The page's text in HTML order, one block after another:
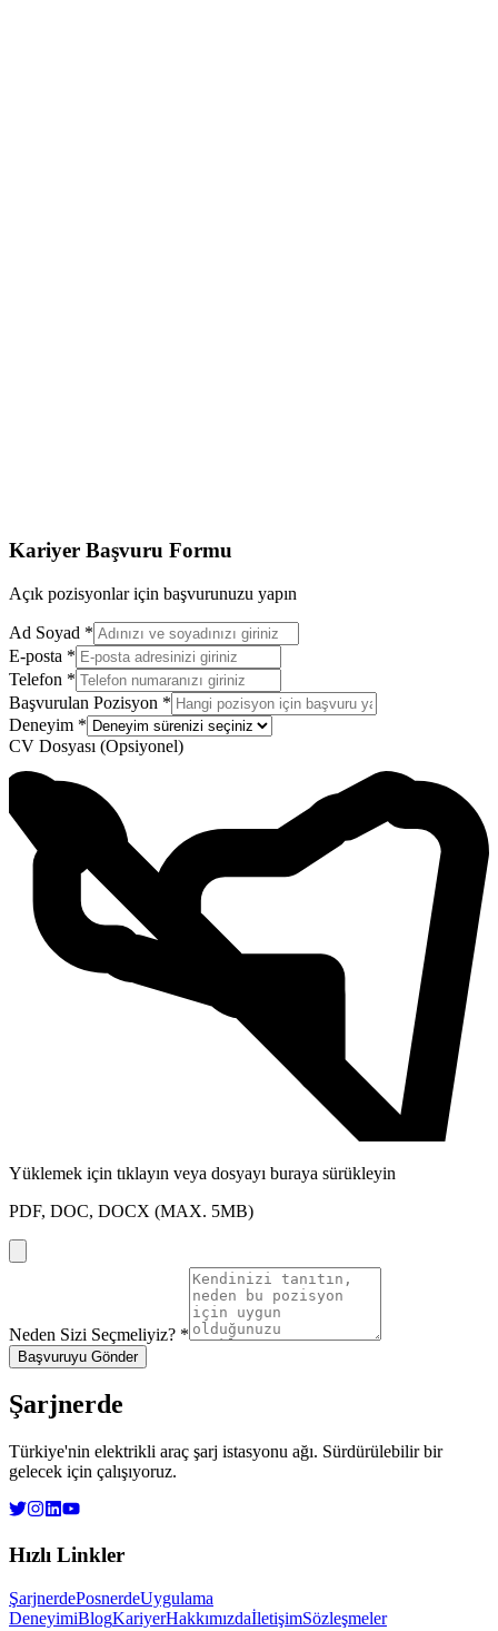
Kariyer Başvuru Formu
Açık pozisyonlar için başvurunuzu yapın
Ad Soyad *
E-posta *
Telefon *
Başvurulan Pozisyon *
Deneyim *
CV Dosyası (Opsiyonel)
Yüklemek için tıklayın veya dosyayı buraya sürükleyin
PDF, DOC, DOCX (MAX. 5MB)
Neden Sizi Seçmeliyiz? *
Başvuruyu Gönder
Şarjnerde
Türkiye'nin elektrikli araç şarj istasyonu ağı. Sürdürülebilir bir
gelecek için çalışıyoruz.
Hızlı Linkler
ŞarjnerdePosnerdeUygulama
DeneyimiBlogKariyerHakkımızdaİletişimSözleşmeler